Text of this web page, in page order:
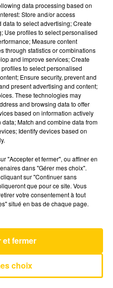
DU 21/03/25
AVEYRON NORD
data processing based on
Store and/or access
to select advertising; Create
Use profiles to select personalised
Measure content
through statistics or combinations
and improve services; Create
to select personalised
Ensure security, prevent and
present advertising and content;
These technologies may
and browsing data to offer
based on information actively
Match and combine data from
Identify devices based on
"Accepter et fermer", ou affiner en
dans "Gérer mes choix".
sur "Continuer sans
que pour ce site. Vous
votre consentement à tout
situé en bas de chaque page.
choix
et fermer